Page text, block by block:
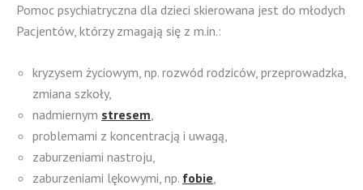
Pomoc psychiatryczna dla dzieci skierowana jest do młodych
Pacjentów, którzy zmagają się z m.in.:
kryzysem życiowym, np. rozwód rodziców, przeprowadzka,
zmiana szkoły,
nadmiernym stresem,
problemami z koncentracją i uwagą,
zaburzeniami nastroju,
zaburzeniami lękowymi, np. fobie,